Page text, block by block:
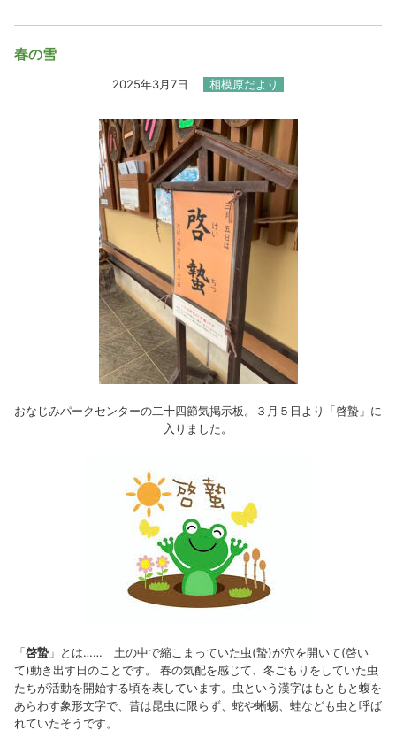
春の雪
2025年3月7日 相模原だより
おなじみパークセンターの二十四節気掲示板。３月５日より「啓蟄」に
入りました。
「啓蟄 」とは…… 土の中で縮こまっていた虫(蟄)が穴を開いて(啓い
て)動き出す日のことです。 春の気配を感じて、冬ごもりをしていた虫
たちが活動を開始する頃を表しています。虫という漢字はもともと蝮を
あらわす象形文字で、昔は昆虫に限らず、蛇や蜥蜴、蛙なども虫と呼ば
れていたそうです。